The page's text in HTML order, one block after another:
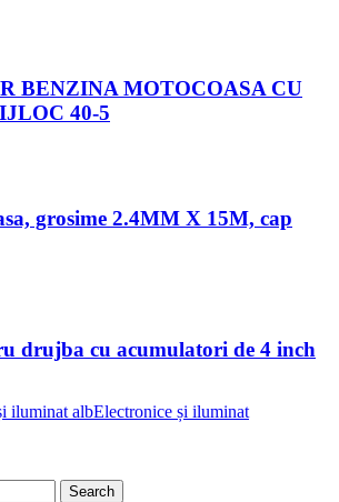
BENZINA MOTOCOASA CU
40-5
grosime 2.4MM X 15M, cap
drujba cu acumulatori de 4 inch
Electronice și iluminat
Search